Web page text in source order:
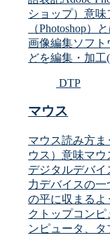
ショップ）意
（Photoshop）
画像編集ソフト
どを編集・加工
DTP
マウス
マウス読み方ま
ウス）意味マ
デジタルデバイ
力デバイスの
の平に収まるよ
クトップコン
ンピュータ、タ